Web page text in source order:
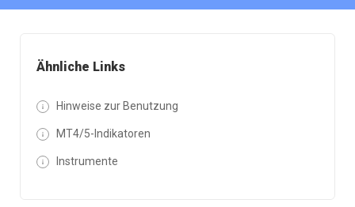
Ähnliche Links
Hinweise zur Benutzung
MT4/5-Indikatoren
Instrumente